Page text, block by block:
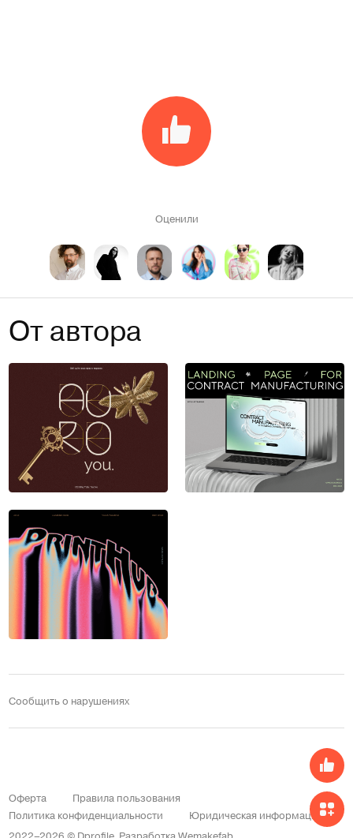
Оценили
От автора
Сообщить о нарушениях
Оферта
Правила пользования
Политика конфиденциальности
Юридическая информация